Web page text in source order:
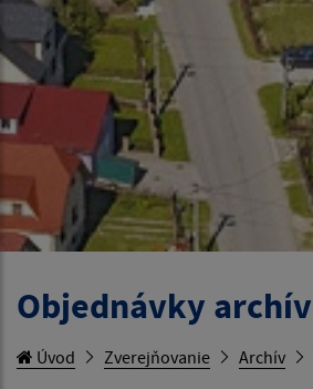
Objednávky archív
Úvod Zverejňovanie Archív